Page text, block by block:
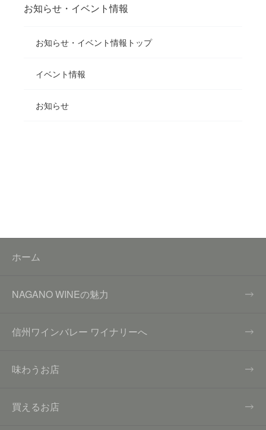
お知らせ・イベント情報
お知らせ・イベント情報トップ
イベント情報
お知らせ
ホーム
NAGANO WINEの魅力
信州ワインバレー ワイナリーへ
味わうお店
買えるお店